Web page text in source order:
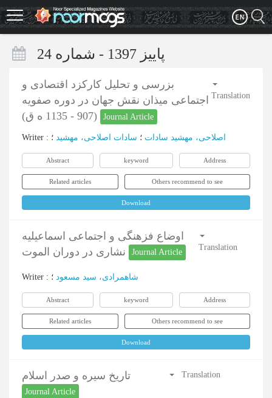
Skip
to
main
پاییز 1397 - شماره 24
بزرسی و تحلیل کارکزد اقتصادی و
اجتماعی میذان نقش جهان در دوره صفویه
Journal Article
Translation
Writer : اصلاحی، مهشید سادات ؛ سادات اصلاحی، مهشید ؛
Abstract keyword Address
Related articles Others recommend to see
Download
اوضاع فزهنگی و اجتماعی اسماعیلیه
Journal Article
Translation
Writer : شاهمرادی، سید مسعود ؛
Abstract keyword Address
Related articles Others recommend to see
Download
تاریخ سیره و صدر اسلام
Journal Article
Translation